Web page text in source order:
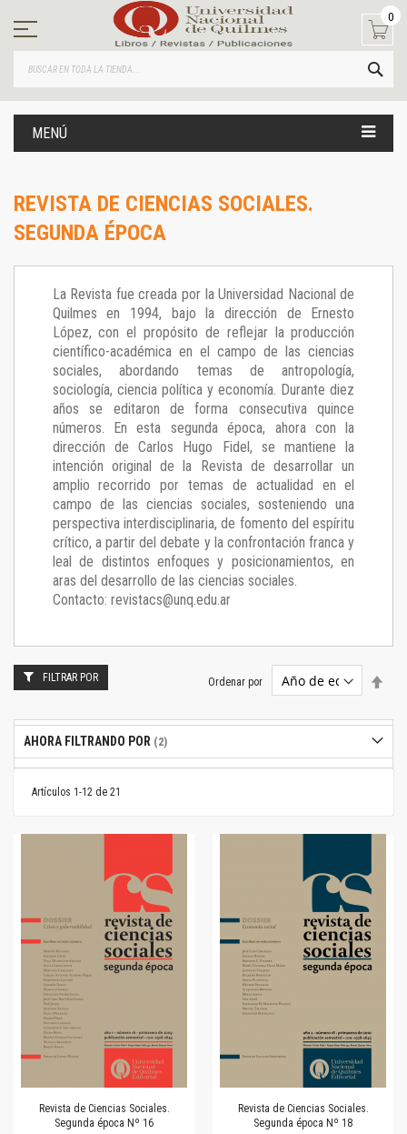
contenido
0
MENÚ
REVISTA DE CIENCIAS SOCIALES.
SEGUNDA ÉPOCA
La Revista fue creada por la Universidad Nacional de
Quilmes en 1994, bajo la dirección de Ernesto
López, con el propósito de reflejar la producción
científico-académica en el campo de las ciencias
sociales, abordando temas de antropología,
sociología, ciencia política y economía. Durante diez
años se editaron de forma consecutiva quince
números. En esta segunda época, ahora con la
dirección de Carlos Hugo Fidel, se mantiene la
intención original de la Revista de desarrollar un
amplio recorrido por temas de actualidad en el
campo de las ciencias sociales, sosteniendo una
perspectiva interdisciplinaria, de fomento del espíritu
crítico, a partir del debate y la confrontación franca y
leal de distintos enfoques y posicionamientos, en
aras del desarrollo de las ciencias sociales.
Contacto: revistacs@unq.edu.ar
Artículos 1-12 de 21
Ordenar por
Revista de Ciencias Sociales.
Segunda época Nº 16
Revista de Ciencias Sociales.
Segunda época Nº 18
FILTRAR POR
AHORA FILTRANDO POR